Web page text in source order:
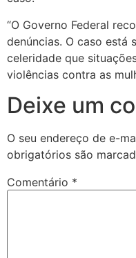
“O Governo Federal
denúncias. O caso está
celeridade que
violências contra as
Deixe um
O seu endereço de e-
obrigatórios são
Comentário *